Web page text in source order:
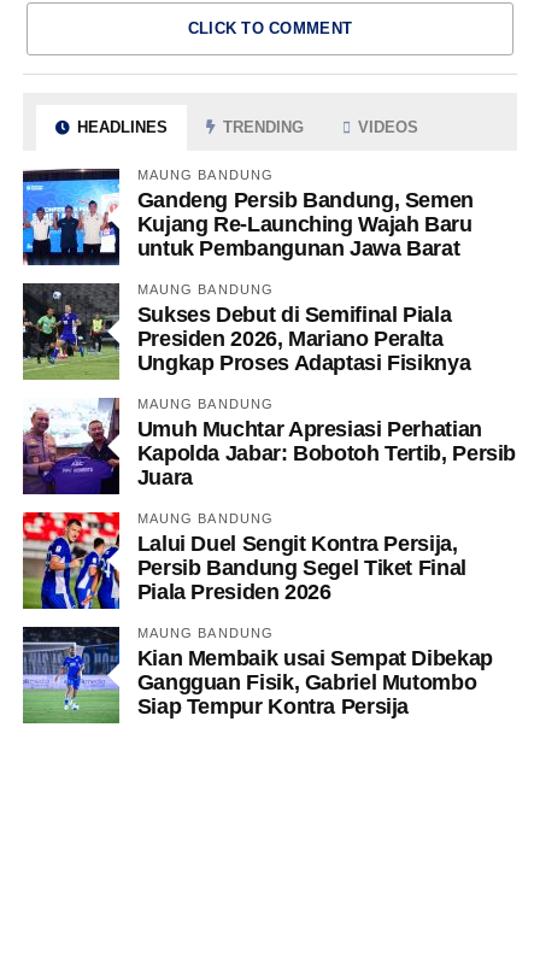
CLICK TO COMMENT
HEADLINES TRENDING VIDEOS
MAUNG BANDUNG
Gandeng Persib Bandung, Semen
Kujang Re-Launching Wajah Baru
untuk Pembangunan Jawa Barat
MAUNG BANDUNG
Sukses Debut di Semifinal Piala
Presiden 2026, Mariano Peralta
Ungkap Proses Adaptasi Fisiknya
MAUNG BANDUNG
Umuh Muchtar Apresiasi Perhatian
Kapolda Jabar: Bobotoh Tertib, Persib
Juara
MAUNG BANDUNG
Lalui Duel Sengit Kontra Persija,
Persib Bandung Segel Tiket Final
Piala Presiden 2026
MAUNG BANDUNG
Kian Membaik usai Sempat Dibekap
Gangguan Fisik, Gabriel Mutombo
Siap Tempur Kontra Persija